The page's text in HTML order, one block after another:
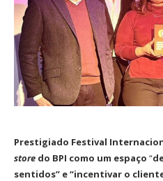
Prestigiado Festival
store do BPI como um espaço “
sentidos” e “incentivar o